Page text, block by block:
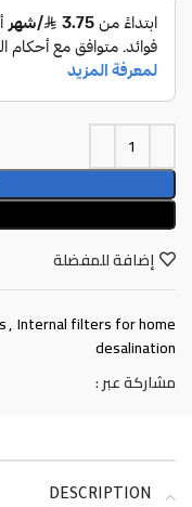
إضافة للمفضلة
,Internal filters for home
desalination
مشاركة عبر :
DESCRIPTION